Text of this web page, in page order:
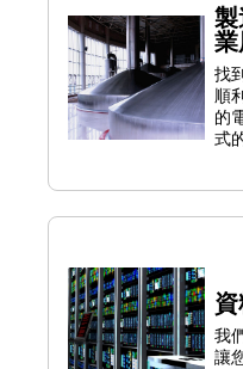
找
順
的
式
我
讓